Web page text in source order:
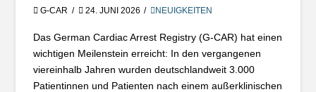
G-CAR 24. JUNI 2026 NEUIGKEITEN
Das German Cardiac Arrest Registry (G-CAR) hat einen
wichtigen Meilenstein erreicht: In den vergangenen
viereinhalb Jahren wurden deutschlandweit 3.000
Patientinnen und Patienten nach einem außerklinischen